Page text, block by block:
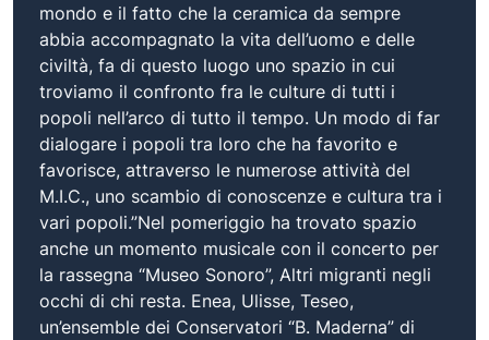
mondo e il fatto che la ceramica da sempre
abbia accompagnato la vita dell’uomo e delle
civiltà, fa di questo luogo uno spazio in cui
troviamo il confronto fra le culture di tutti i
popoli nell’arco di tutto il tempo. Un modo di far
dialogare i popoli tra loro che ha favorito e
favorisce, attraverso le numerose attività del
M.I.C., uno scambio di conoscenze e cultura tra i
vari popoli.”Nel pomeriggio ha trovato spazio
anche un momento musicale con il concerto per
la rassegna “Museo Sonoro”, Altri migranti negli
occhi di chi resta. Enea, Ulisse, Teseo,
un’ensemble dei Conservatori “B. Maderna” di